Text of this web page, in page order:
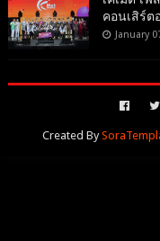
คอนเสิร์ต
January
Created By